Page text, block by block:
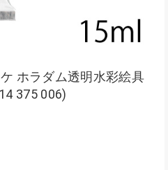
ホラダム透明水彩絵具
375 006)